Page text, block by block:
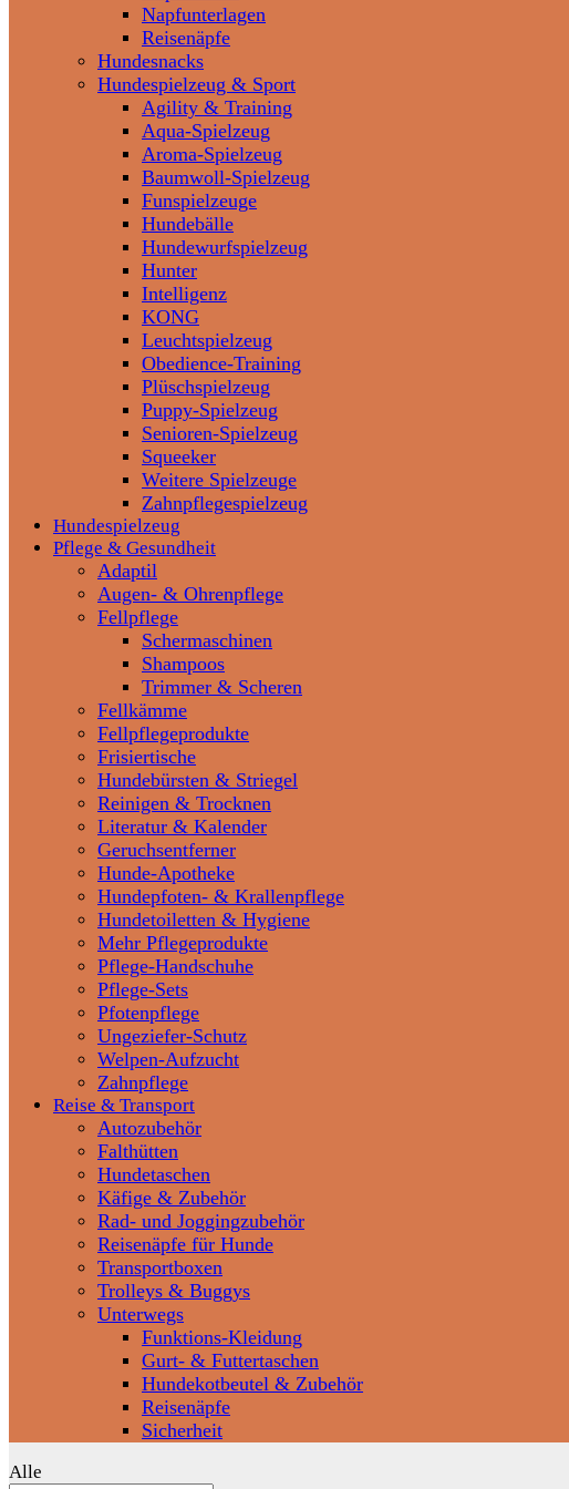
Napfunterlagen
Reisenäpfe
Hundesnacks
Hundespielzeug & Sport
Agility & Training
Aqua-Spielzeug
Aroma-Spielzeug
Baumwoll-Spielzeug
Funspielzeuge
Hundebälle
Hundewurfspielzeug
Hunter
Intelligenz
KONG
Leuchtspielzeug
Obedience-Training
Plüschspielzeug
Puppy-Spielzeug
Senioren-Spielzeug
Squeeker
Weitere Spielzeuge
Zahnpflegespielzeug
Hundespielzeug
Pflege & Gesundheit
Adaptil
Augen- & Ohrenpflege
Fellpflege
Schermaschinen
Shampoos
Trimmer & Scheren
Fellkämme
Fellpflegeprodukte
Frisiertische
Hundebürsten & Striegel
Reinigen & Trocknen
Literatur & Kalender
Geruchsentferner
Hunde-Apotheke
Hundepfoten- & Krallenpflege
Hundetoiletten & Hygiene
Mehr Pflegeprodukte
Pflege-Handschuhe
Pflege-Sets
Pfotenpflege
Ungeziefer-Schutz
Welpen-Aufzucht
Zahnpflege
Reise & Transport
Autozubehör
Falthütten
Hundetaschen
Käfige & Zubehör
Rad- und Joggingzubehör
Reisenäpfe für Hunde
Transportboxen
Trolleys & Buggys
Unterwegs
Funktions-Kleidung
Gurt- & Futtertaschen
Hundekotbeutel & Zubehör
Reisenäpfe
Sicherheit
Alle